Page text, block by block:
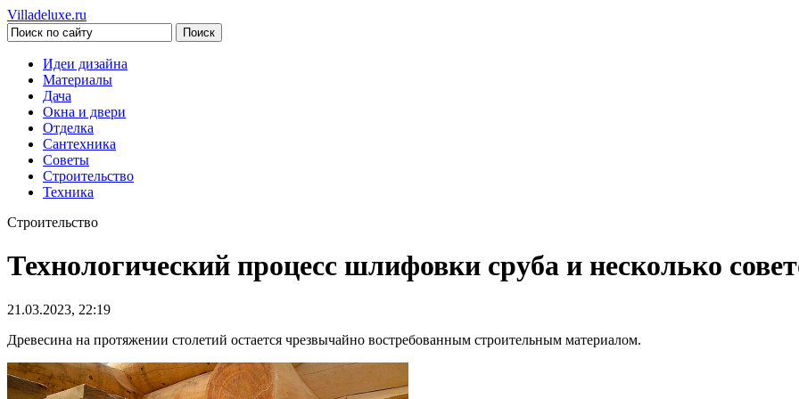
Villadeluxe.ru
Идеи дизайна
Материалы
Дача
Окна и двери
Отделка
Сантехника
Советы
Строительство
Техника
Строительство
Технологический процесс шлифовки сруба и несколько
21.03.2023, 22:19
Древесина на протяжении столетий остается чрезвычайно востребованным строительным материалом.